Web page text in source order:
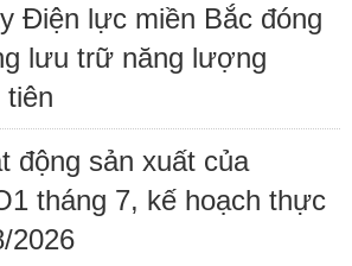
Điện lực miền Bắc đóng
lưu trữ năng lượng
tiên
động sản xuất của
tháng 7, kế hoạch thực
2026